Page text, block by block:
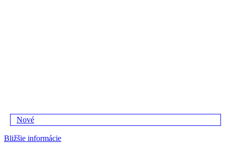
Nové
Bližšie informácie